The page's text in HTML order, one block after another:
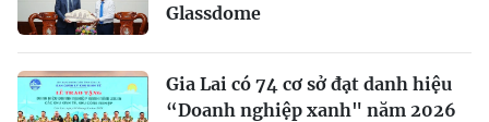
Glassdome
Gia Lai có 74 cơ sở đạt danh hiệu
“Doanh nghiệp xanh" năm 2026